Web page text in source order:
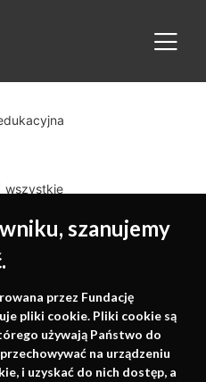
szanujemy
przez Fundację
pliki cookie. Pliki cookie są
używają Państwo do
na urządzeniu
i uzyskać do nich dostęp, a
wszystkie
na
learning, wydawnictwo